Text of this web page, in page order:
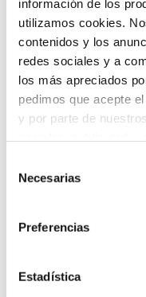
información de los
utilizamos cookies.
contenidos y los
redes sociales y a
los más apreciados
pedimos que acepte
y por parte de
proporcionados por
Necesarias
Preferencias
Estadística